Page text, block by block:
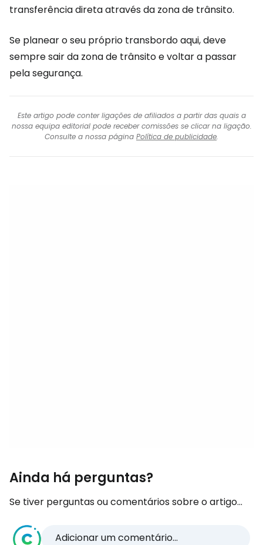
transferência direta através da zona de trânsito.
Se planear o seu próprio transbordo aqui, deve
sempre sair da zona de trânsito e voltar a passar
pela segurança.
Este artigo pode conter ligações de afiliados a partir das quais a
nossa equipa editorial pode receber comissões se clicar na ligação.
Consulte a nossa página Política de publicidade.
Ainda há perguntas?
Se tiver perguntas ou comentários sobre o artigo...
Adicionar um comentário...